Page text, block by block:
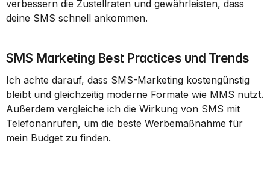
verbessern die Zustellraten und gewährleisten, dass
deine SMS schnell ankommen.
SMS Marketing Best Practices und Trends
Ich achte darauf, dass SMS-Marketing kostengünstig
bleibt und gleichzeitig moderne Formate wie MMS nutzt.
Außerdem vergleiche ich die Wirkung von SMS mit
Telefonanrufen, um die beste Werbemaßnahme für
mein Budget zu finden.